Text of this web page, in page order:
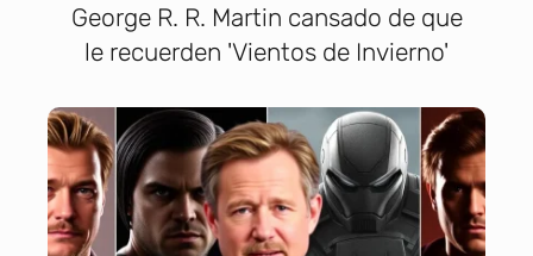
George R. R. Martin cansado de que
le recuerden 'Vientos de Invierno'